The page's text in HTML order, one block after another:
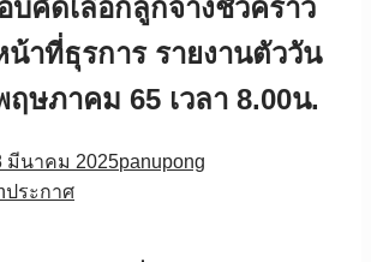
บคัดเลือกลูกจ้างชั่วคราว
น้าที่ธุรการ รายงานตัววัน
ฤษภาคม 65 เวลา 8.00น.
มีนาคม 2025panupong
ประกาศ